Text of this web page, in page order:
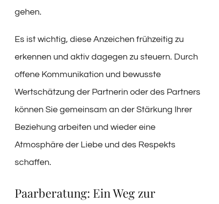
gehen.
Es ist wichtig, diese Anzeichen frühzeitig zu
erkennen und aktiv dagegen zu steuern. Durch
offene Kommunikation und bewusste
Wertschätzung der Partnerin oder des Partners
können Sie gemeinsam an der Stärkung Ihrer
Beziehung arbeiten und wieder eine
Atmosphäre der Liebe und des Respekts
schaffen.
Paarberatung: Ein Weg zur